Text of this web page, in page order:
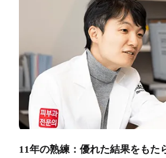
11年の熟練：優れた結果をもた